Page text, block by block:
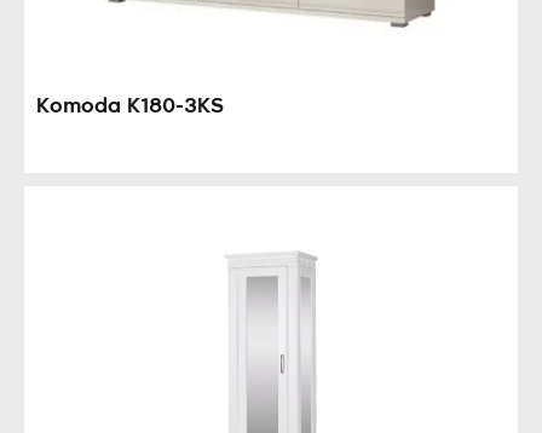
Komoda K180-3KS